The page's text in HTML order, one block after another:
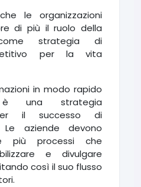
le organizzazioni
di più il ruolo della
come strategia di
per la vita
in modo rapido
una strategia
il successo di
Le aziende devono
più processi che
e divulgare
così il suo flusso